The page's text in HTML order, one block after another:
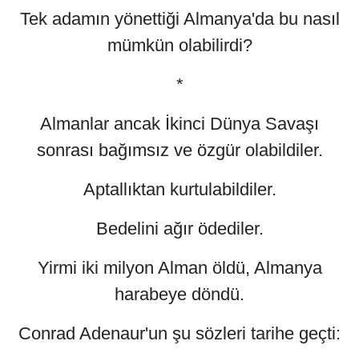
Tek adamın yönettiği Almanya'da bu nasıl
mümkün olabilirdi?
*
Almanlar ancak İkinci Dünya Savaşı
sonrası bağımsız ve özgür olabildiler.
Aptallıktan kurtulabildiler.
Bedelini ağır ödediler.
Yirmi iki milyon Alman öldü, Almanya
harabeye döndü.
Conrad Adenaur'un şu sözleri tarihe geçti: